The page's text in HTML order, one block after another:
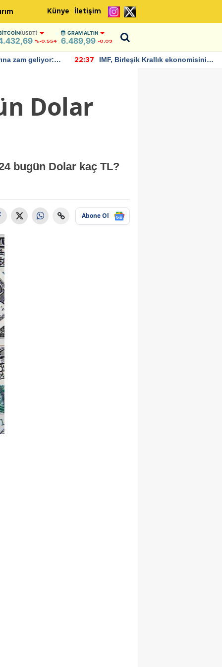
Künye İletişim
(USDT)
%-0.554
GRAM ALTIN
6.489,99 -0,09
ekonomisinin
22:30
Bitcoin, 65 bin dolar seviyesinin
Dolar
bugün Dolar kaç TL?
Abone Ol